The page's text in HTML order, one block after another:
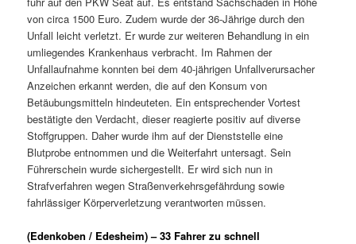
von circa 1500 Euro. Zudem wurde der 36-Jährige durch den
Unfall leicht verletzt. Er wurde zur weiteren Behandlung in ein
umliegendes Krankenhaus verbracht. Im Rahmen der
Unfallaufnahme konnten bei dem 40-jährigen Unfallverursacher
Anzeichen erkannt werden, die auf den Konsum von
Betäubungsmitteln hindeuteten. Ein entsprechender Vortest
bestätigte den Verdacht, dieser reagierte positiv auf diverse
Stoffgruppen. Daher wurde ihm auf der Dienststelle eine
Blutprobe entnommen und die Weiterfahrt untersagt. Sein
Führerschein wurde sichergestellt. Er wird sich nun in
Strafverfahren wegen Straßenverkehrsgefährdung sowie
fahrlässiger Körperverletzung verantworten müssen.
(Edenkoben / Edesheim) – 33 Fahrer zu schnell